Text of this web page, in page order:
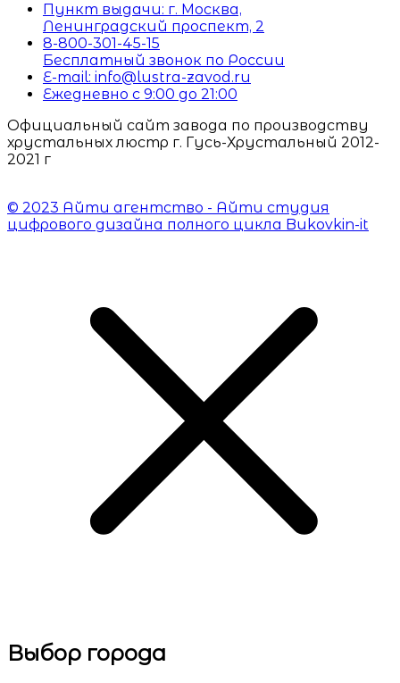
Пункт выдачи: г. Москва,
Ленинградский проспект, 2
8-800-301-45-15
Бесплатный звонок по России
E-mail: info@lustra-zavod.ru
Ежедневно с 9:00 до 21:00
Официальный сайт завода по производству
хрустальных люстр г. Гусь-Хрустальный 2012-
2021 г
© 2023 Айти агентство - Айти студия
цифрового дизайна полного цикла Bukovkin-it
Выбор города